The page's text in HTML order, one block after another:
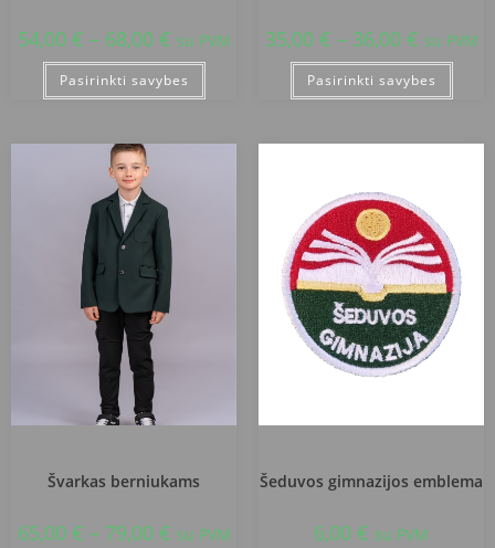
54,00 € – 68,00 € su PVM
Pasirinkti savybes
35,00 € – 36,00 € su PVM
Pasirinkti savybes
Švarkas berniukams
65,00 € – 79,00 € su PVM
Šeduvos gimnazijos emblema
6,00 € su PVM